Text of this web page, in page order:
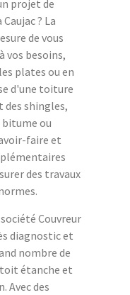
projet de
? La
de vous
vos besoins,
plates ou en
d'une toiture
shingles,
bitume ou
faire et
des travaux
Couvreur
diagnostic et
nombre de
étanche et
Avec des